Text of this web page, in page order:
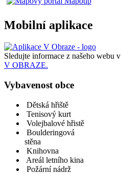
Mobilní aplikace
Sledujte informace z našeho webu v
V OBRAZE.
Vybavenost obce
Dětská hřiště
Tenisový kurt
Volejbalové hřistě
Boulderingová
stěna
Knihovna
Areál letního kina
Požární nádrž